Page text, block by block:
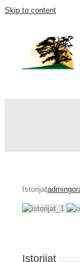
Skip to content
Istorijat
Istorijat